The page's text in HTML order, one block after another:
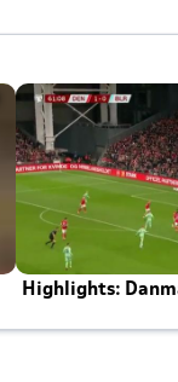
Highlights: